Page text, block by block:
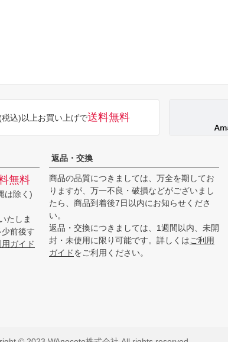
込)以上お買い上げで送料無料
無料
は除く)
たしま
前後す
用ガイド
返品・交換
商品の品質につきましては、万全を期してお
りますが、万一不良・破損などがございまし
たら、商品到着後7日以内にお知らせくださ
い。
返品・交換につきましては、1週間以内、未開
封・未使用に限り可能です。詳しくはご利用
ガイドをご利用ください。